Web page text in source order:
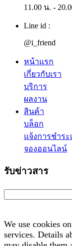
11.00 น. -
Line id :
@i_friend
หน้าแรก
เกี่ยวกับเรา
บริการ
ผลงาน
สินค้า
บล็อก
แจ้งการชำระ
จองออนไลน์
รับข่าวสาร
We use cookies
services. Details